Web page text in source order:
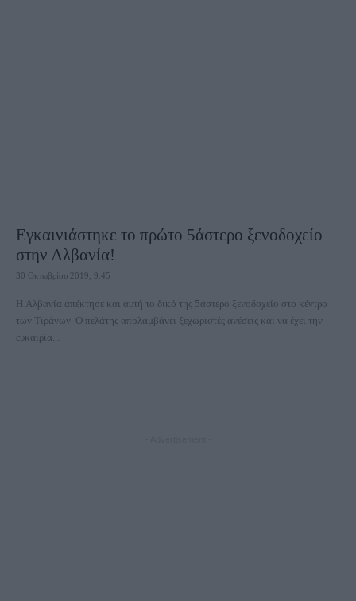
Εγκαινιάστηκε το πρώτο 5άστερο ξενοδοχείο
στην Αλβανία!
30 Οκτωβρίου 2019, 9:45
Η Αλβανία απέκτησε και αυτή το δικό της 5άστερο ξενοδοχείο στο κέντρο
των Τιράνων. Ο πελάτης απολαμβάνει ξεχωριστές ανέσεις και να έχει την
ευκαιρία...